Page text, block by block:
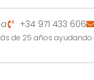
+34 971 433 606
de 25 años